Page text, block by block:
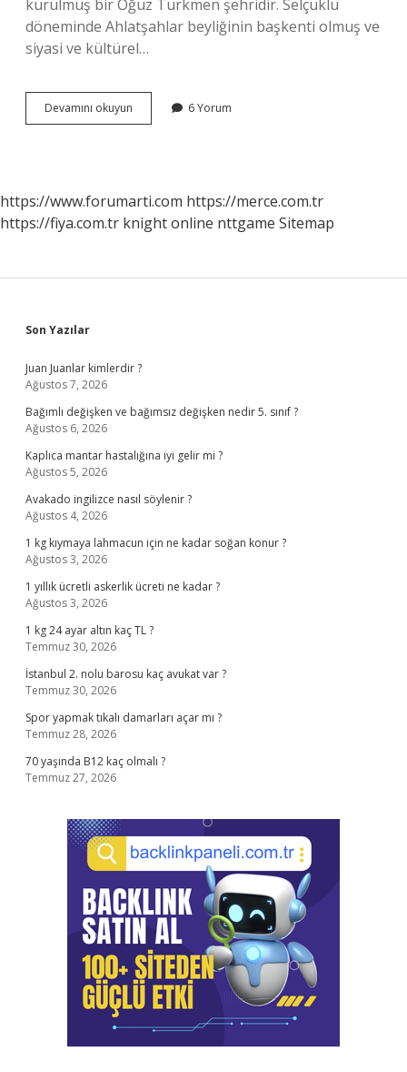
kurulmuş bir Oğuz Türkmen şehridir. Selçuklu
döneminde Ahlatşahlar beyliğinin başkenti olmuş ve
siyasi ve kültürel…
Devamını okuyun
Ne
6 Yorum
https://www.forumarti.com https://merce.com.tr
https://fiya.com.tr knight online nttgame Sitemap
Sidebar
Son Yazılar
Juan Juanlar kimlerdir ?
Ağustos 7, 2026
Bağımlı değişken ve bağımsız değişken nedir 5. sınıf ?
Ağustos 6, 2026
Kaplıca mantar hastalığına iyi gelir mi ?
Ağustos 5, 2026
Avakado ingilizce nasıl söylenir ?
Ağustos 4, 2026
1 kg kıymaya lahmacun için ne kadar soğan konur ?
Ağustos 3, 2026
1 yıllık ücretli askerlik ücreti ne kadar ?
Ağustos 3, 2026
1 kg 24 ayar altın kaç TL ?
Temmuz 30, 2026
İstanbul 2. nolu barosu kaç avukat var ?
Temmuz 30, 2026
Spor yapmak tıkalı damarları açar mı ?
Temmuz 28, 2026
70 yaşında B12 kaç olmalı ?
Temmuz 27, 2026